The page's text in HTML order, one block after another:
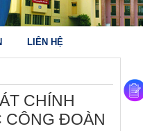
LIÊN HỆ
CHÍNH
CÔNG ĐOÀN